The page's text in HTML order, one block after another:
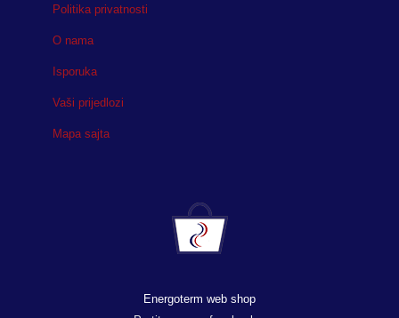
Politika privatnosti
O nama
Isporuka
Vaši prijedlozi
Mapa sajta
Energoterm web shop